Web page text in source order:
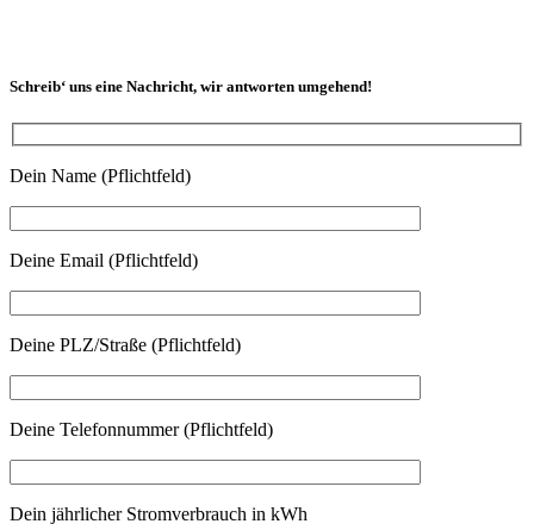
Schreib‘ uns eine Nachricht, wir antworten umgehend!
Dein Name (Pflichtfeld)
Deine Email (Pflichtfeld)
Deine PLZ/Straße (Pflichtfeld)
Deine Telefonnummer (Pflichtfeld)
Dein jährlicher Stromverbrauch in kWh